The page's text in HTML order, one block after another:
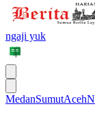
ngaji yuk
MedanSumutAceh